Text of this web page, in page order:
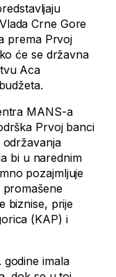
Crne Gore
prema Prvoj
će se državna
Aca
MANS-a
Prvoj banci
bi u narednim
pozajmljuje
biznise, prije
(KAP) i
godine imala